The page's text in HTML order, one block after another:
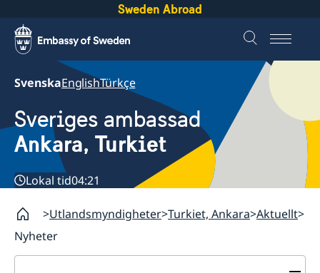
Sweden Abroad
SvenskaEnglishTürkçe
Sveriges ambassad
Ankara, Turkiet
Lokal tid04:21
Utlandsmyndigheter Turkiet, Ankara Aktuellt
Nyheter